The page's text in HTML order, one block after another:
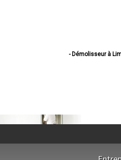
- Démolisseur à
- Démolisseur à
- Démolisseur à Aixe-
- Démolisseur à